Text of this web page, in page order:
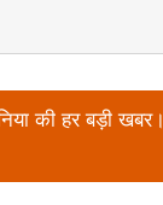
की हर बड़ी खबर।